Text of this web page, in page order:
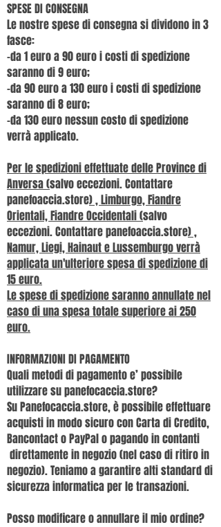
SPESE DI CONSEGNA
Le nostre spese di consegna si dividono in 3
fasce:
-da 1 euro a 90 euro i costi di spedizione
saranno di 9 euro;
-da 90 euro a 130 euro i costi di spedizione
saranno di 8 euro;
-da 130 euro nessun costo di spedizione
verrà applicato.
Per le spedizioni effettuate delle Province di
Anversa (salvo eccezioni. Contattare
panefoaccia.store) , Limburgo, Fiandre
Orientali, Fiandre Occidentali (salvo
eccezioni. Contattare panefoaccia.store) ,
Namur, Liegi, Hainaut e Lussemburgo verrà
applicata un'ulteriore spesa di spedizione di
15 euro.
Le spese di spedizione saranno annullate nel
caso di una spesa totale superiore ai 250
euro.
INFORMAZIONI DI PAGAMENTO
​Quali metodi di pagamento e’ possibile
utilizzare su panefocaccia.store?
Su Panefocaccia.store, è possibile effettuare
acquisti in modo sicuro con Carta di Credito,
Bancontact o PayPal o pagando in contanti
direttamente in negozio (nel caso di ritiro in
negozio). Teniamo a garantire alti standard di
sicurezza informatica per le transazioni.
Posso modificare o annullare il mio ordine?